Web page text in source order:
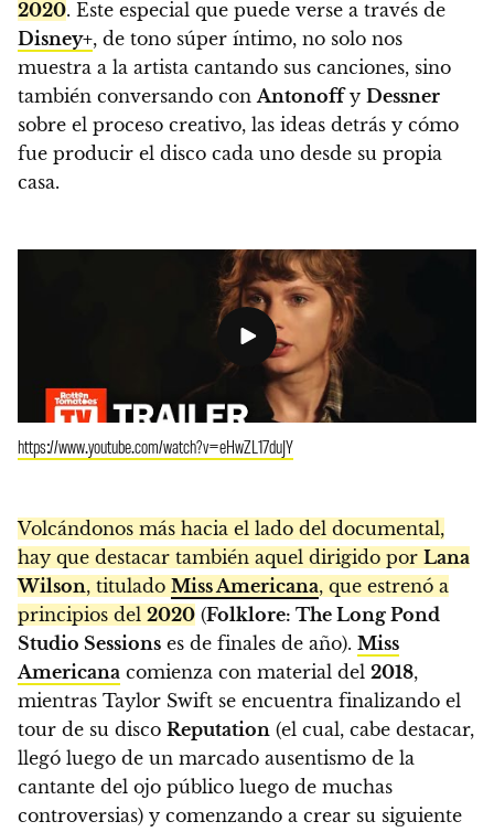
2020. Este especial que puede verse a través de
Disney+, de tono súper íntimo, no solo nos
muestra a la artista cantando sus canciones, sino
también conversando conAntonoffy Dessner
sobre el proceso creativo, las ideas detrás y cómo
fue producir el disco cada uno desde su propia
casa.
https://www.youtube.com/watch?v=eHwZL17duJY
Volcándonos más hacia el lado del documental,
hay que destacar también aquel dirigido por Lana
Wilson, titulado Miss Americana, que estrenó a
principios del 2020 (Folklore: The Long Pond
Studio Sessions es de finales de año). Miss
Americana comienza con material del 2018,
mientras Taylor Swift se encuentra finalizando el
tour de su disco Reputation (el cual, cabe destacar,
llegó luego de un marcado ausentismo de la
cantante del ojo público luego de muchas
controversias) y comenzando a crear su siguiente